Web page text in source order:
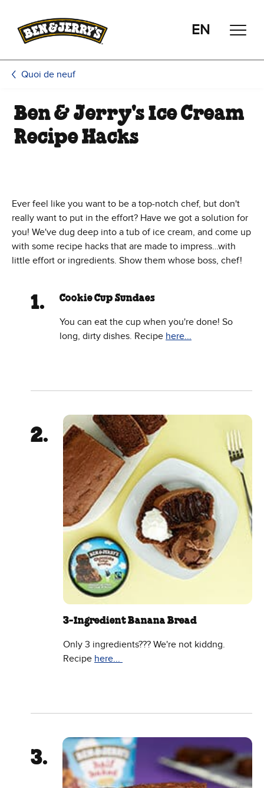
EN
Quoi de neuf
Ben & Jerry's Ice Cream
Recipe Hacks
Ever feel like you want to be a top-notch chef, but don't
really want to put in the effort? Have we got a solution for
you! We've dug deep into a tub of ice cream, and come up
with some recipe hacks that are made to impress…with
little effort or ingredients. Show them whose boss, chef!
Cookie Cup Sundaes
You can eat the cup when you're done! So
long, dirty dishes. Recipe here...
3-Ingredient Banana Bread
Only 3 ingredients??? We're not kiddng.
Recipe here...